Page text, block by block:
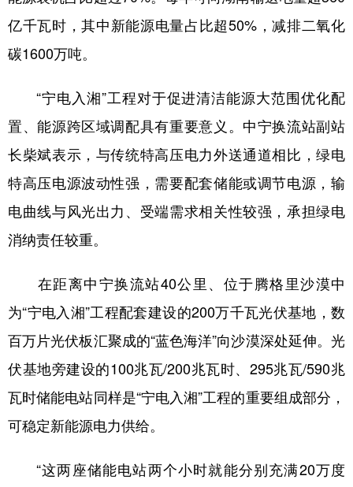
亿千瓦时，其中新能源电量占比超50%，减排二氧化
碳1600万吨。
“宁电入湘”工程对于促进清洁能源大范围优化配
置、能源跨区域调配具有重要意义。中宁换流站副站
长柴斌表示，与传统特高压电力外送通道相比，绿电
特高压电源波动性强，需要配套储能或调节电源，输
电曲线与风光出力、受端需求相关性较强，承担绿电
消纳责任较重。
在距离中宁换流站40公里、位于腾格里沙漠中
为“宁电入湘”工程配套建设的200万千瓦光伏基地，数
百万片光伏板汇聚成的“蓝色海洋”向沙漠深处延伸。光
伏基地旁建设的100兆瓦/200兆瓦时、295兆瓦/590兆
瓦时储能电站同样是“宁电入湘”工程的重要组成部分，
可稳定新能源电力供给。
“这两座储能电站两个小时就能分别充满20万度